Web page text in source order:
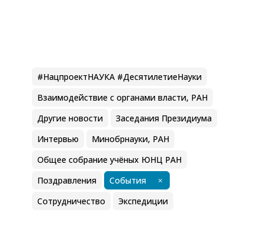
#НацпроектНАУКА #ДесятилетиеНауки
Взаимодействие с органами власти, РАН
Другие новости
Заседания Президиума
Интервью
Минобрнауки, РАН
Общее собрание учёных ЮНЦ РАН
Поздравления
События
Сотрудничество
Экспедиции